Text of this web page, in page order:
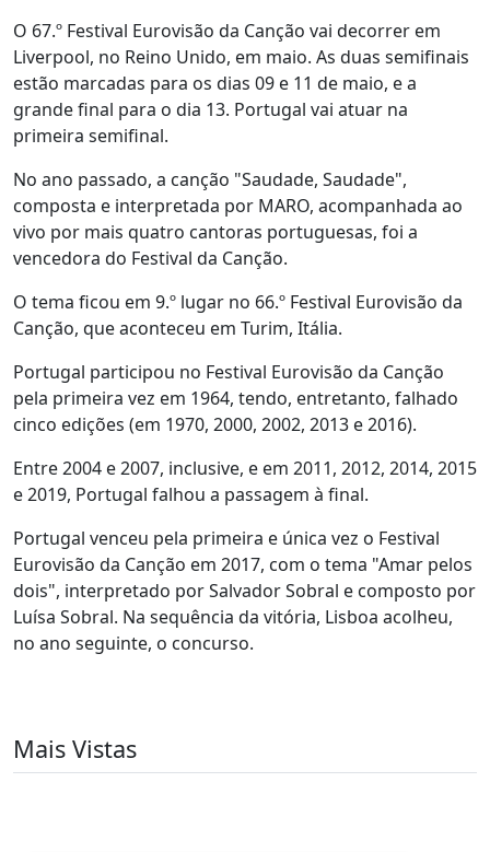
O 67.º Festival Eurovisão da Canção vai decorrer em
Liverpool, no Reino Unido, em maio. As duas semifinais
estão marcadas para os dias 09 e 11 de maio, e a
grande final para o dia 13. Portugal vai atuar na
primeira semifinal.
No ano passado, a canção "Saudade, Saudade",
composta e interpretada por MARO, acompanhada ao
vivo por mais quatro cantoras portuguesas, foi a
vencedora do Festival da Canção.
O tema ficou em 9.º lugar no 66.º Festival Eurovisão da
Canção, que aconteceu em Turim, Itália.
Portugal participou no Festival Eurovisão da Canção
pela primeira vez em 1964, tendo, entretanto, falhado
cinco edições (em 1970, 2000, 2002, 2013 e 2016).
Entre 2004 e 2007, inclusive, e em 2011, 2012, 2014, 2015
e 2019, Portugal falhou a passagem à final.
Portugal venceu pela primeira e única vez o Festival
Eurovisão da Canção em 2017, com o tema "Amar pelos
dois", interpretado por Salvador Sobral e composto por
Luísa Sobral. Na sequência da vitória, Lisboa acolheu,
no ano seguinte, o concurso.
Mais Vistas